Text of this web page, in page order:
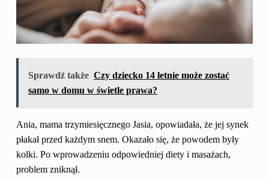
Sprawdź także Czy dziecko 14 letnie może zostać
samo w domu w świetle prawa?
Ania, mama trzymiesięcznego Jasia, opowiadała, że jej synek
płakał przed każdym snem. Okazało się, że powodem były
kolki. Po wprowadzeniu odpowiedniej diety i masażach,
problem zniknął.